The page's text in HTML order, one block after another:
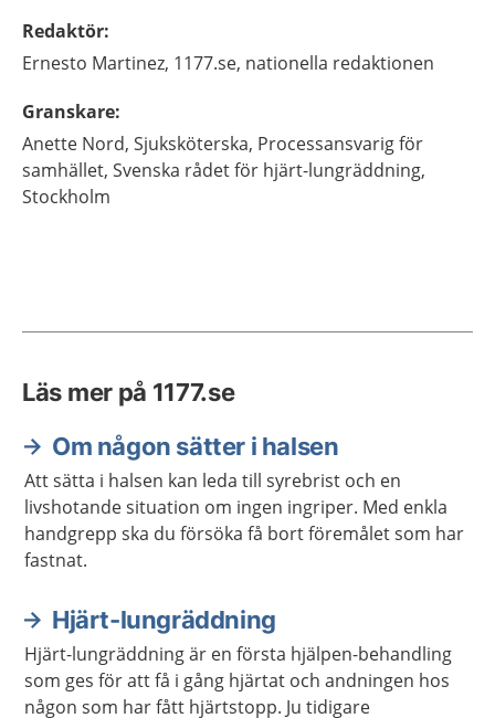
Redaktör:
Ernesto Martinez, 1177.se, nationella redaktionen
Granskare:
Anette Nord, Sjuksköterska, Processansvarig för
samhället, Svenska rådet för hjärt-lungräddning,
Stockholm
Läs mer på 1177.se
Om någon sätter i halsen
Att sätta i halsen kan leda till syrebrist och en
livshotande situation om ingen ingriper. Med enkla
handgrepp ska du försöka få bort föremålet som har
fastnat.
Hjärt-lungräddning
Hjärt-lungräddning är en första hjälpen-behandling
som ges för att få i gång hjärtat och andningen hos
någon som har fått hjärtstopp. Ju tidigare